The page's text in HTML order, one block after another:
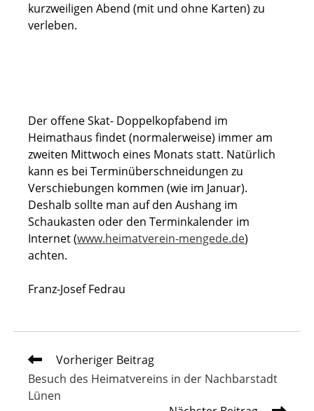
kurzweiligen Abend (mit und ohne Karten) zu
verleben.
Der offene Skat- Doppelkopfabend im
Heimathaus findet (normalerweise) immer am
zweiten Mittwoch eines Monats statt. Natürlich
kann es bei Terminüberschneidungen zu
Verschiebungen kommen (wie im Januar).
Deshalb sollte man auf den Aushang im
Schaukasten oder den Terminkalender im
Internet (www.heimatverein-mengede.de)
achten.
Franz-Josef Fedrau
Weitere
Artikel
ansehen
Vorheriger Beitrag
Besuch des Heimatvereins in der Nachbarstadt
Lünen